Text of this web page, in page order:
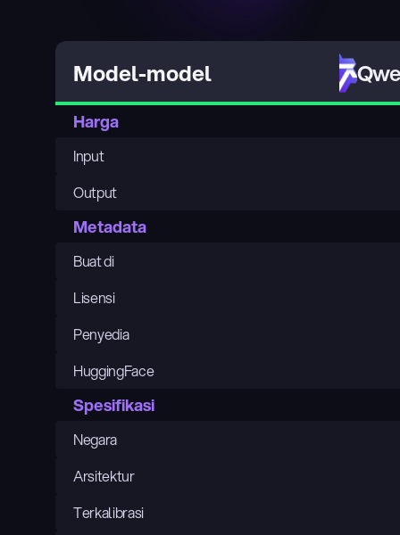
Model-model
Harga
Input
Output
Metadata
Buat di
Lisensi
Penyedia
HuggingFace
Spesifikasi
Negara
Arsitektur
Terkalibrasi